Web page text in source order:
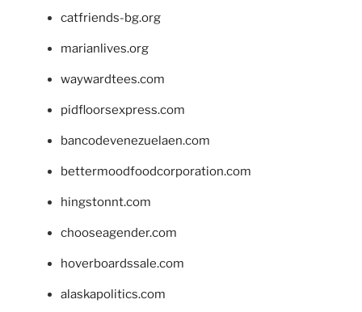
catfriends-bg.org
marianlives.org
waywardtees.com
pidfloorsexpress.com
bancodevenezuelaen.com
bettermoodfoodcorporation.com
hingstonnt.com
chooseagender.com
hoverboardssale.com
alaskapolitics.com